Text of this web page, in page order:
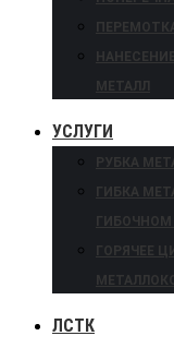
МЕТАЛЛ
УСЛУГИ
РУБКА
ГИБКА
ГИБОЧНОМ
ГОРЯЧЕЕ
ЛСТК